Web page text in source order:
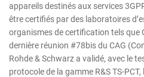
appareils destinés aux services
être certifiés par des laboratoires
organismes de certification tels que
dernière réunion #78bis du CAG
Rohde & Schwarz a validé, avec le
protocole de la gamme R&S TS-